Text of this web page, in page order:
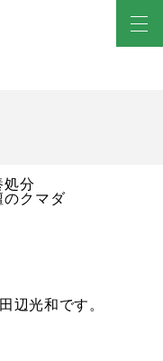
処分
のクマダ
辺光和です。